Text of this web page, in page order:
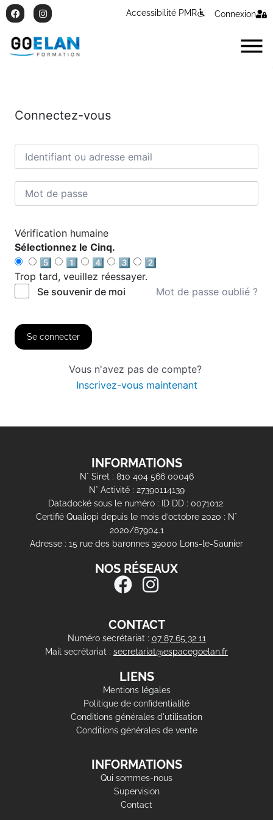
Accessibilité PMR Connexion
Connectez-vous
Vérification humaine
Sélectionnez le Cinq.
5️⃣
1️⃣ 4️⃣ 3️⃣
2️⃣
Trop tard, veuillez réessayer.
Se souvenir de moi
Mot de passe oublié ?
Se connecter
Vous n'avez pas de compte?
Inscrivez-vous maintenant
INFORMATIONS
N° Siret : 810 404 566 00046
N° Activité : 27390114139
Datadocké sous le numéro : ID DD : 0071012.
Certifié Qualiopi depuis le mois d’octobre 2020 : N°
2020/87904.1
Adresse : 15 rue des baronnes 39000 Lons-le-Saunier
NOS RÉSEAUX
CONTACT
Numéro secrétariat : 07 87 65 32 11
Mail secrétariat : secretariat@espacegoelan.fr
LIENS
Mentions légales
Politique de confidentialité
Conditions générales d'utilisation
Conditions générales de vente
INFORMATIONS
Qui sommes-nous
Supervision
Contact